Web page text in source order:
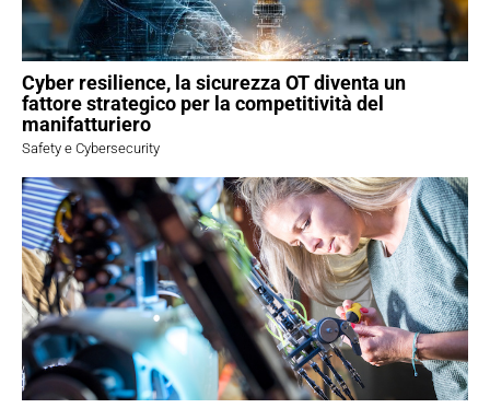
Cyber resilience, la sicurezza OT diventa un
fattore strategico per la competitività del
manifatturiero
Safety e Cybersecurity